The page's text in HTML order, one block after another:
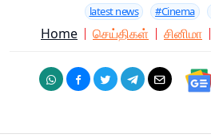
latest news #Cinema
Home செய்திகள் சினிமா